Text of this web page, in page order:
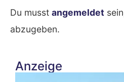
Du musst angemeldet
abzugeben.
Anzeige